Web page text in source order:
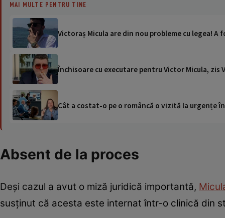
MAI MULTE PENTRU TINE
Victoraș Micula are din nou probleme cu legea!
Închisoare cu executare pentru Victor Micula, zis
Cât a costat-o pe o româncă o vizită la urgențe
Absent de la proces
Deși cazul a avut o miză juridică importantă,
susținut că acesta este internat într-o clinică din